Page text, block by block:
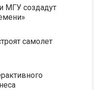
создадут
самолет